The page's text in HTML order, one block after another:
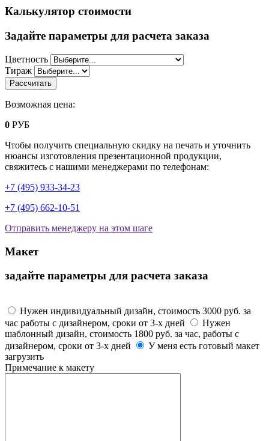
Калькулятор стоимости
Задайте параметры для расчета заказа
Цветность
Тираж
Возможная цена:
0 РУБ
Чтобы получить специальную скидку на печать и уточнить
нюансы изготовления презентационной продукции,
свяжитесь с нашими менеджерами по телефонам:
+7 (495) 933-34-23
+7 (495) 662-10-51
Отправить менеджеру на этом шаге
Макет
задайте параметры для расчета заказа
Нужен индивидуальный дизайн, стоимость 3000 руб. за
час работы с дизайнером, сроки от 3-х дней
Нужен
шаблонный дизайн, стоимость 1800 руб. за час, работы с
дизайнером, сроки от 3-х дней
У меня есть готовый макет
загрузить
Примечание к макету